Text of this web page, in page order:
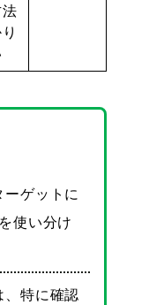
ゲットに
使い分け
、特に確認